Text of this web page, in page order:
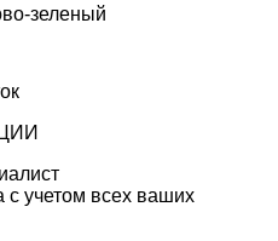
с учетом всех ваших